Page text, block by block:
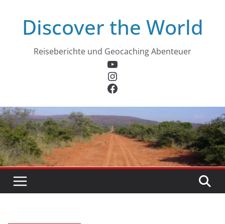
springenDiscover the World
Reiseberichte und Geocaching Abenteuer
YouTube
Instagram
Facebook